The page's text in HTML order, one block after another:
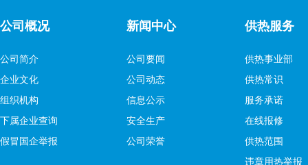
公司概况
公司简介
企业文化
组织机构
下属企业查询
假冒国企举报
新闻中心
公司要闻
公司动态
信息公示
安全生产
公司荣誉
供热服务
供热事业部
供热常识
服务承诺
在线报修
供热范围
违章用热举报